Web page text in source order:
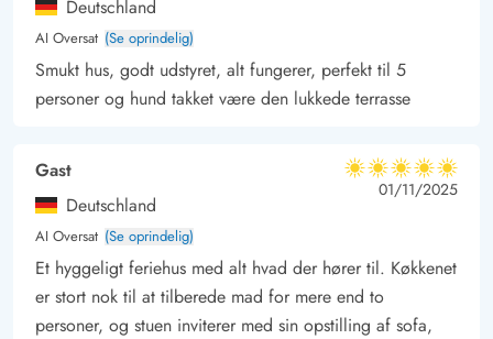
Deutschland
AI Oversat (Se oprindelig)
Smukt hus, godt udstyret, alt fungerer, perfekt til 5
personer og hund takket være den lukkede terrasse
Gast
Deutschland
AI Oversat (Se oprindelig)
5 ud af 5
5 ud af 5
5 out of 5
01/11/2025
Et hyggeligt feriehus med alt hvad der hører til. Køkkenet
er stort nok til at tilberede mad for mere end to
personer, og stuen inviterer med sin opstilling af sofa,